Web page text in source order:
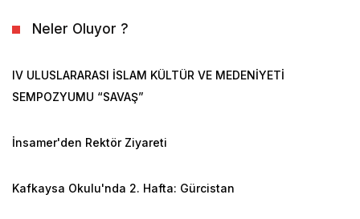
Neler Oluyor ?
IV ULUSLARARASI İSLAM KÜLTÜR VE MEDENİYETİ
SEMPOZYUMU “SAVAŞ”
İnsamer'den Rektör Ziyareti
Kafkaysa Okulu'nda 2. Hafta: Gürcistan